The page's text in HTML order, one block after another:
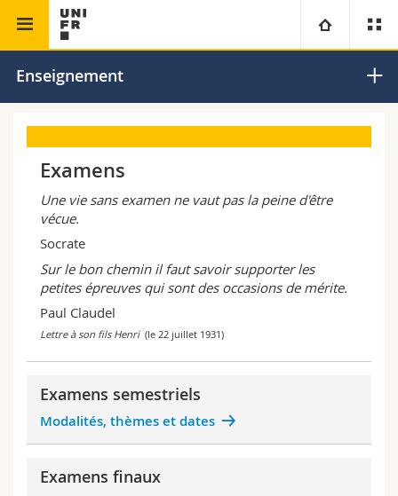
Université
Campus
Recherche
Université
Formation continue
Facultés
Théologie
Droit
Sciences économiques et sociales et management
Lettres et sciences humaines
Sciences de l'éducation et de la formation
Vous êtes
Futurs étudiants
Etudiants
Médias
Chercheurs
Ressources
Annuaire du personnel
Plan d'accès
Bibliothèques
Faculté de théologie Théologie morale spéciale
Enseignement
Examens
Une vie sans examen ne vaut pas la peine d'être
vécue.
Socrate
Sur le bon chemin il faut savoir supporter les
petites épreuves qui sont des occasions de mérite.
Paul Claudel
Lettre à son fils Henri(le 22 juillet 1931)
Examens semestriels
Modalités, thèmes et dates
Examens finaux